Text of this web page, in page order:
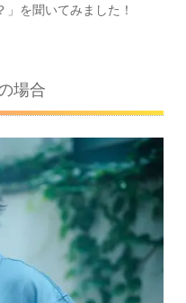
を聞いてみました！
場合